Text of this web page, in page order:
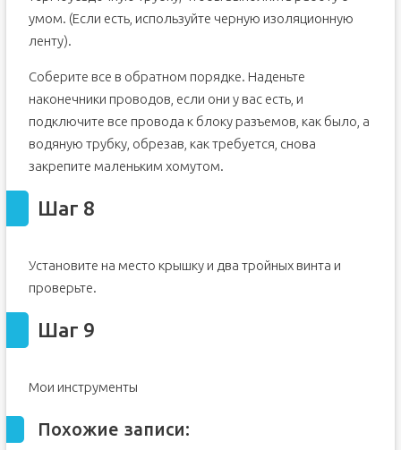
умом. (Если есть, используйте черную изоляционную
ленту).
Соберите все в обратном порядке. Наденьте
наконечники проводов, если они у вас есть, и
подключите все провода к блоку разъемов, как было, а
водяную трубку, обрезав, как требуется, снова
закрепите маленьким хомутом.
Шаг 8
Установите на место крышку и два тройных винта и
проверьте.
Шаг 9
Мои инструменты
Похожие записи: